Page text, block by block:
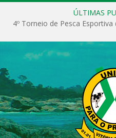
ÚLTIMAS